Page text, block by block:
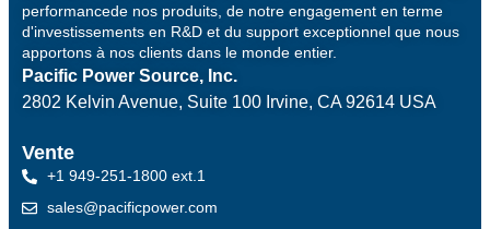
performancede nos produits, de notre engagement en terme
d'investissements en R&D et du support exceptionnel que nous
apportons à nos clients dans le monde entier.
Pacific Power Source, Inc.
2802 Kelvin Avenue, Suite 100 Irvine, CA 92614 USA
Vente
+1 949-251-1800 ext.1
sales@pacificpower.com